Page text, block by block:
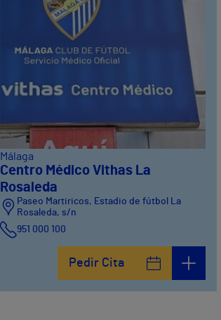
Málaga
Centro Médico Vithas La
Rosaleda
Paseo Martiricos, Estadio de fútbol La
Rosaleda, s/n
951 000 100
Pedir Cita